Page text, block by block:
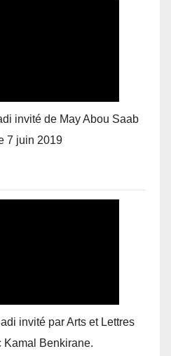
invité de May Abou Saab
7 juin 2019
invité par Arts et Lettres
Kamal Benkirane.